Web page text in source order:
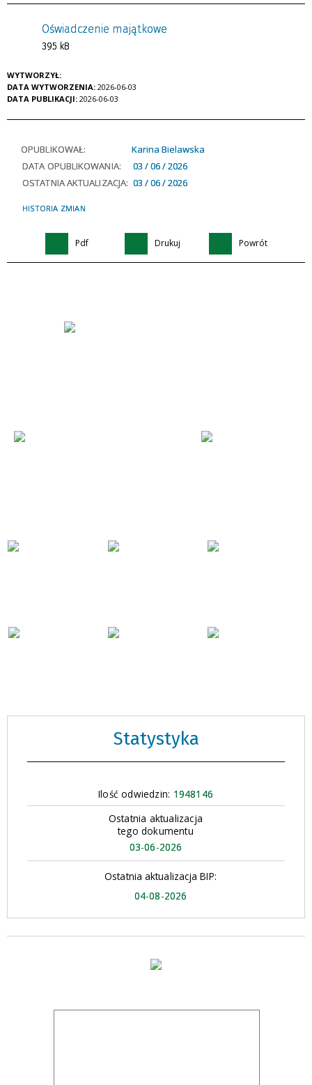
Statystyka
Ilość odwiedzin: 1948146
Ostatnia aktualizacja
tego dokumentu
03-06-2026
Ostatnia aktualizacja BIP:
04-08-2026
Oświadczenie majątkowe
395 kB
WYTWORZYŁ:
DATA WYTWORZENIA: 2026-06-03
DATA PUBLIKACJI: 2026-06-03
OPUBLIKOWAŁ:
Karina Bielawska
DATA OPUBLIKOWANIA:
03 / 06 / 2026
OSTATNIA AKTUALIZACJA: 03 / 06 / 2026
HISTORIA ZMIAN
Pdf Drukuj Powrót